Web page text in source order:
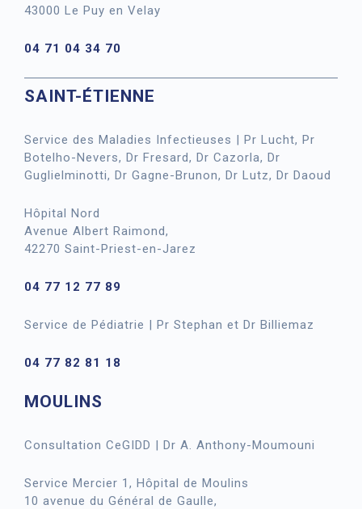
43000 Le Puy en Velay
04 71 04 34 70
SAINT-ÉTIENNE
Service des Maladies Infectieuses | Pr Lucht, Pr
Botelho-Nevers, Dr Fresard, Dr Cazorla, Dr
Guglielminotti, Dr Gagne-Brunon, Dr Lutz, Dr Daoud
Hôpital Nord
Avenue Albert Raimond,
42270 Saint-Priest-en-Jarez
04 77 12 77 89
Service de Pédiatrie | Pr Stephan et Dr Billiemaz
04 77 82 81 18
MOULINS
Consultation CeGIDD | Dr A. Anthony-Moumouni
Service Mercier 1, Hôpital de Moulins
10 avenue du Général de Gaulle,